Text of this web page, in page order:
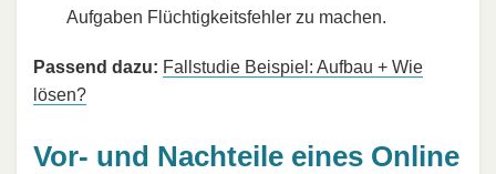
Aufgaben Flüchtigkeitsfehler zu machen.
Passend dazu: Fallstudie Beispiel: Aufbau + Wie
lösen?
Vor- und Nachteile eines Online